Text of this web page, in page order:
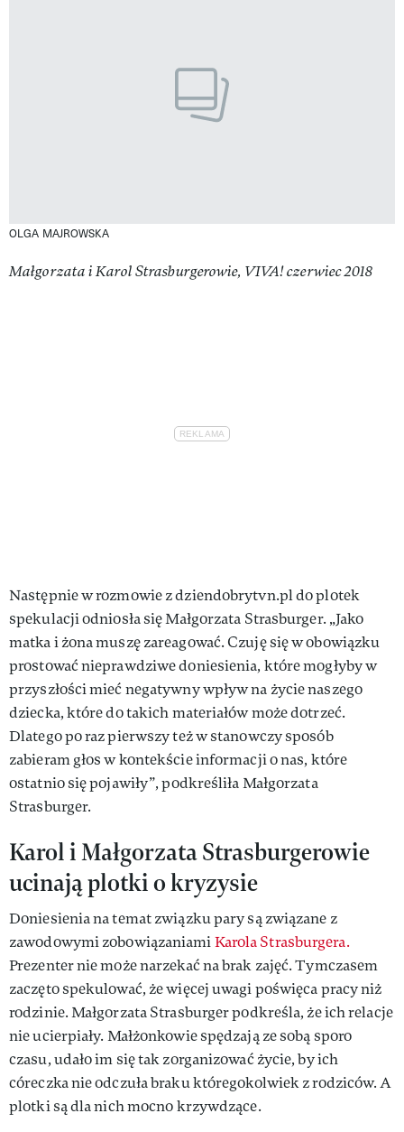
OLGA MAJROWSKA
Małgorzata i Karol Strasburgerowie, VIVA! czerwiec 2018
Następnie w rozmowie z dziendobrytvn.pl do plotek
spekulacji odniosła się Małgorzata Strasburger. „Jako
matka i żona muszę zareagować. Czuję się w obowiązku
prostować nieprawdziwe doniesienia, które mogłyby w
przyszłości mieć negatywny wpływ na życie naszego
dziecka, które do takich materiałów może dotrzeć.
Dlatego po raz pierwszy też w stanowczy sposób
zabieram głos w kontekście informacji o nas, które
ostatnio się pojawiły”, podkreśliła Małgorzata
Strasburger.
Karol i Małgorzata Strasburgerowie
ucinają plotki o kryzysie
Doniesienia na temat związku pary są związane z
zawodowymi zobowiązaniamiKarola Strasburgera.
Prezenter nie może narzekać na brak zajęć. Tymczasem
zaczęto spekulować, że więcej uwagi poświęca pracy niż
rodzinie. Małgorzata Strasburger podkreśla, że ich relacje
nie ucierpiały. Małżonkowie spędzają ze sobą sporo
czasu, udało im się tak zorganizować życie, by ich
córeczka nie odczuła braku któregokolwiek z rodziców. A
plotki są dla nich mocno krzywdzące.